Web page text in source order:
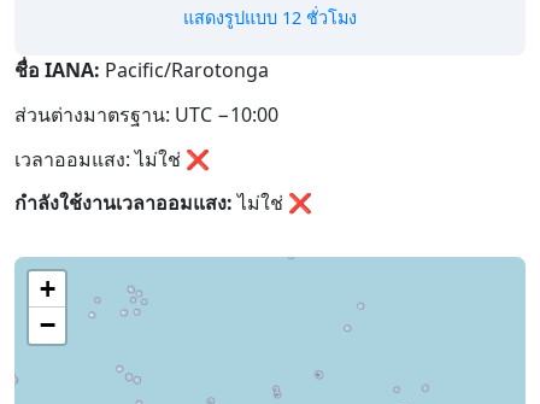
แสดงรูปแบบ 12 ชั่วโมง
ชื่อ IANA: Pacific/Rarotonga
ส่วนต่างมาตรฐาน: UTC −10:00
เวลาออมแสง: ไม่ใช่ ❌
กำลังใช้งานเวลาออมแสง:ไม่ใช่ ❌
+
−